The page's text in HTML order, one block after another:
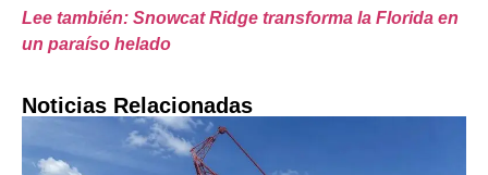
Lee también: Snowcat Ridge transforma la Florida en
un paraíso helado
Noticias Relacionadas